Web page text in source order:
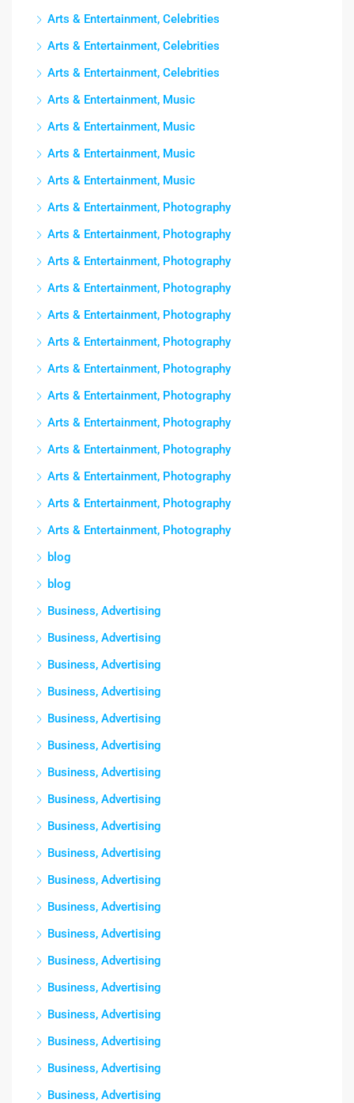
Arts & Entertainment, Celebrities
Arts & Entertainment, Celebrities
Arts & Entertainment, Celebrities
Arts & Entertainment, Music
Arts & Entertainment, Music
Arts & Entertainment, Music
Arts & Entertainment, Music
Arts & Entertainment, Photography
Arts & Entertainment, Photography
Arts & Entertainment, Photography
Arts & Entertainment, Photography
Arts & Entertainment, Photography
Arts & Entertainment, Photography
Arts & Entertainment, Photography
Arts & Entertainment, Photography
Arts & Entertainment, Photography
Arts & Entertainment, Photography
Arts & Entertainment, Photography
Arts & Entertainment, Photography
Arts & Entertainment, Photography
blog
blog
Business, Advertising
Business, Advertising
Business, Advertising
Business, Advertising
Business, Advertising
Business, Advertising
Business, Advertising
Business, Advertising
Business, Advertising
Business, Advertising
Business, Advertising
Business, Advertising
Business, Advertising
Business, Advertising
Business, Advertising
Business, Advertising
Business, Advertising
Business, Advertising
Business, Advertising